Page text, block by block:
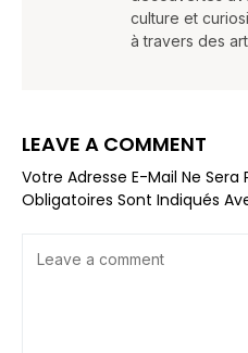
culture et
à travers des
LEAVE A COMMENT
Votre Adresse E-Mail Ne Sera
Obligatoires Sont Indiqués